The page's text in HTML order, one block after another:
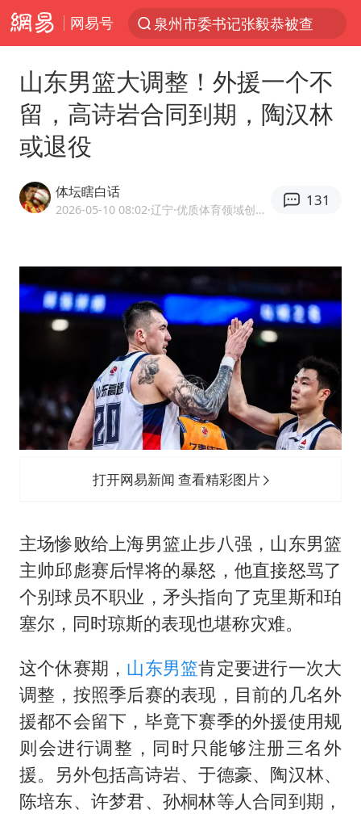
网易号
泉州市委书记张毅恭被查
秘鲁和墨西哥宣布恢复外交关系
台风白海豚已进入24小时警戒线
美联储9月还敢加息吗
胡彦斌韩磊 谁帮谁
上海：台风白海豚或将带来龙卷风
百花奖开幕式
中巨芯：上半年归母净利润1405.77万元
“新疆阿勒泰八月能滑雪”不实
日本试射“战斧”导弹，国防部回应
胡彦斌获《歌手2026》歌王
飞机票免费退改真的来了
夯实基础开新局
山东男篮大调整！外援一个不
留，高诗岩合同到期，陶汉林
或退役
体坛瞎白话
2026-05-10 08:02·辽宁 ·优质体育领域创作者
131
打开网易新闻 查看精彩图片
主场惨败给上海男篮止步八强，山东男篮
主帅邱彪赛后悍将的暴怒，他直接怒骂了
个别球员不职业，矛头指向了克里斯和珀
塞尔，同时琼斯的表现也堪称灾难。
这个休赛期， 山东男篮肯定要进行一次大
调整，按照季后赛的表现，目前的几名外
援都不会留下，毕竟下赛季的外援使用规
则会进行调整，同时只能够注册三名外
援。另外包括高诗岩、于德豪、陶汉林、
陈培东、许梦君、孙桐林等人合同到期，